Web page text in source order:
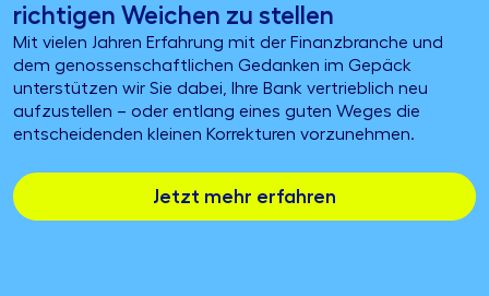
richtigen Weichen zu stellen
Mit vielen Jahren Erfahrung mit der Finanzbranche und
dem genossenschaftlichen Gedanken im Gepäck
unterstützen wir Sie dabei, Ihre Bank vertrieblich neu
aufzustellen – oder entlang eines guten Weges die
entscheidenden kleinen Korrekturen vorzunehmen.
Jetzt mehr erfahren